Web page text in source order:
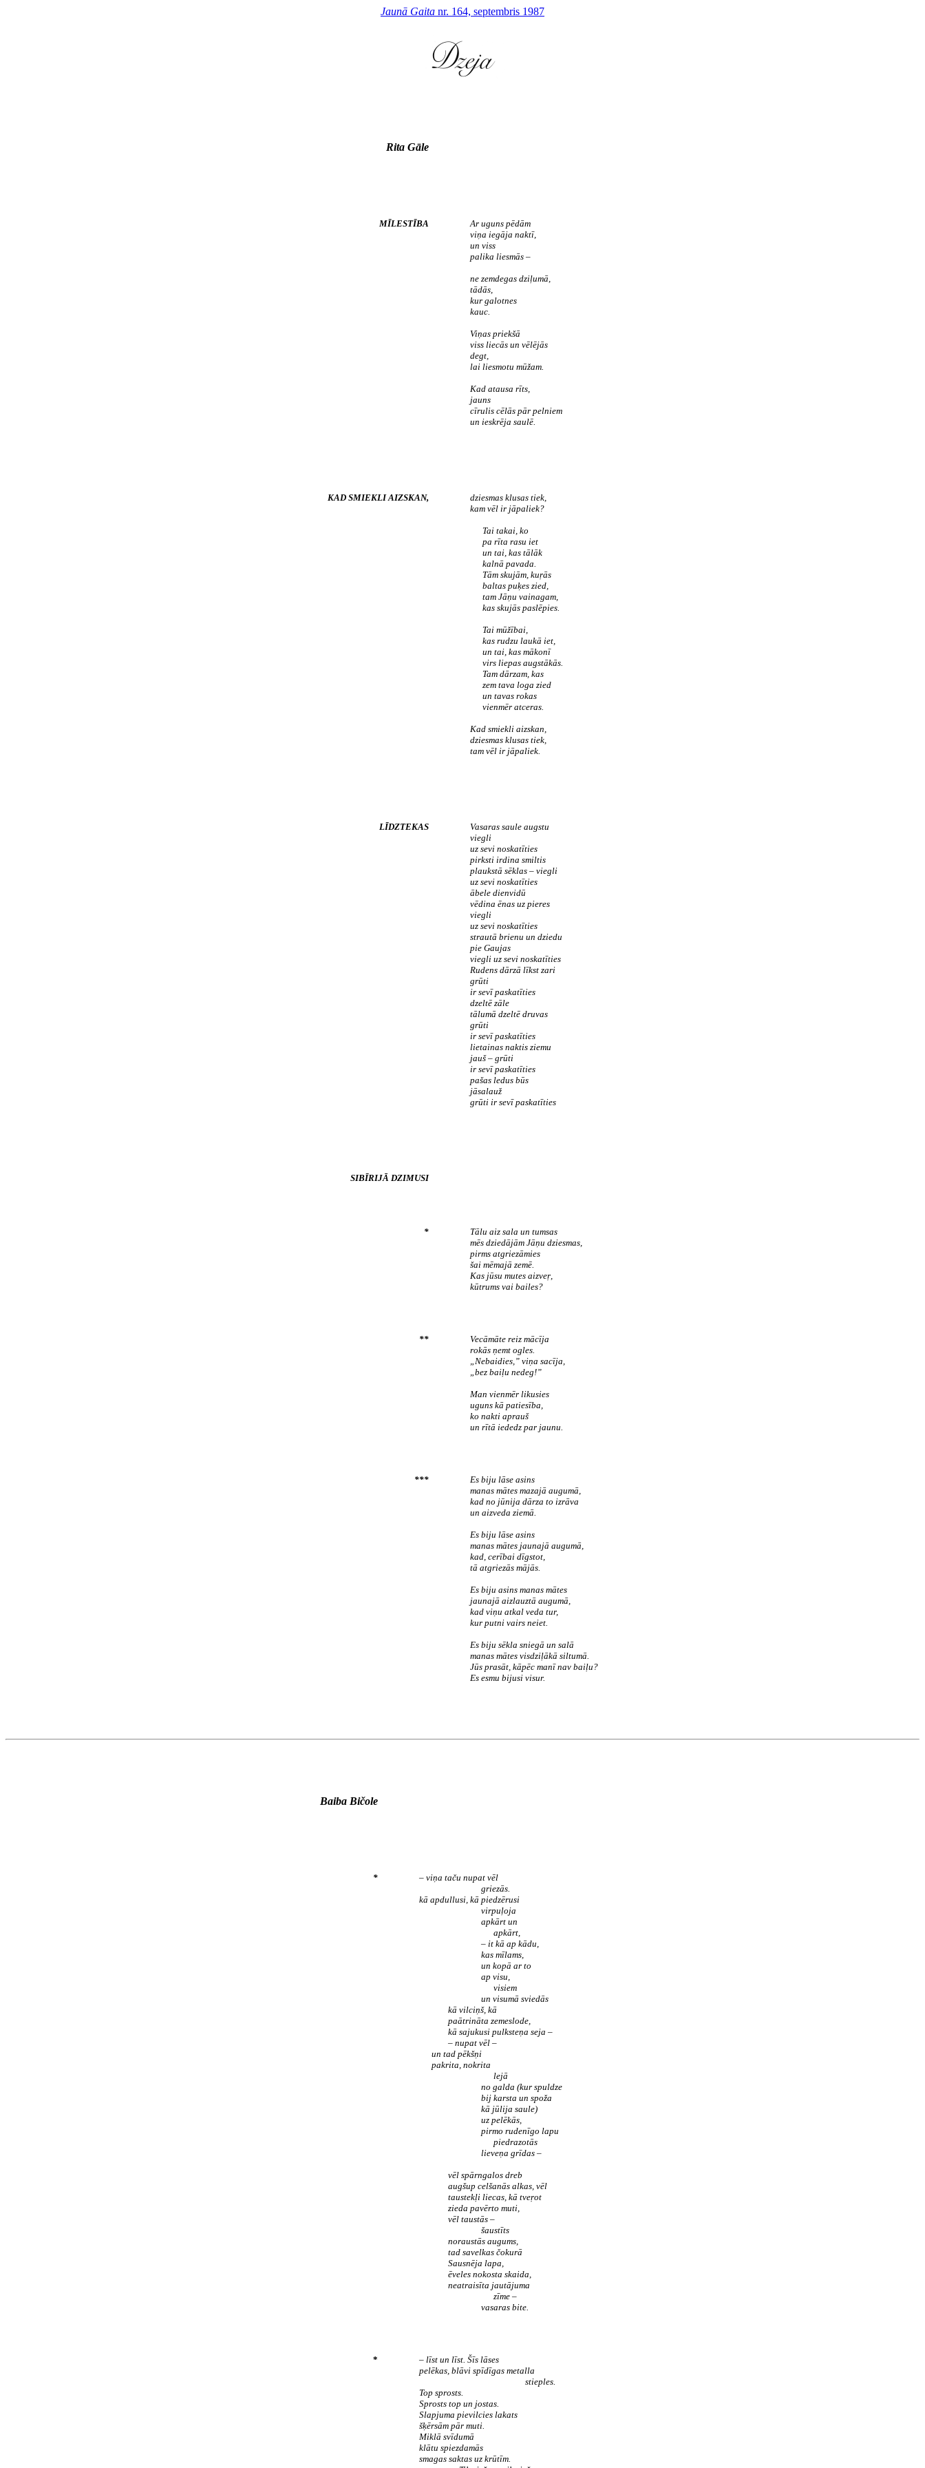
Jaunā Gaita nr. 164, septembris 1987
Rita Gāle
MĪLESTĪBA
Ar uguns pēdām
viņa iegāja naktī,
un viss
palika liesmās –
ne zemdegas dziļumā,
tādās,
kur galotnes
kauc.
Viņas priekšā
viss liecās un vēlējās
degt,
lai liesmotu mūžam.
Kad atausa rīts,
jauns
cīrulis cēlās pār pelniem
un ieskrēja saulē.
KAD SMIEKLI AIZSKAN,
dziesmas klusas tiek,
kam vēl ir jāpaliek?
Tai takai, ko
pa rīta rasu iet
un tai, kas tālāk
kalnā pavada.
Tām skujām, kuŗās
baltas puķes zied,
tam Jāņu vainagam,
kas skujās paslēpies.
Tai mūžībai,
kas rudzu laukā iet,
un tai, kas mākonī
virs liepas augstākās.
Tam dārzam, kas
zem tava loga zied
un tavas rokas
vienmēr atceras.
Kad smiekli aizskan,
dziesmas klusas tiek,
tam vēl ir jāpaliek.
LĪDZTEKAS
Vasaras saule augstu
viegli
uz sevi noskatīties
pirksti irdina smiltis
plaukstā sēklas – viegli
uz sevi noskatīties
ābele dienvidū
vēdina ēnas uz pieres
viegli
uz sevi noskatīties
strautā brienu un dziedu
pie Gaujas
viegli uz sevi noskatīties
Rudens dārzā līkst zari
grūti
ir sevī paskatīties
dzeltē zāle
tālumā dzeltē druvas
grūti
ir sevī paskatīties
lietainas naktis ziemu
jauš – grūti
ir sevī paskatīties
pašas ledus būs
jāsalauž
grūti ir sevī paskatīties
SIBĪRIJĀ DZIMUSI
*
Tālu aiz sala un tumsas
mēs dziedājām Jāņu dziesmas,
pirms atgriezāmies
šai mēmajā zemē.
Kas jūsu mutes aizveŗ,
kūtrums vai bailes?
**
Vecāmāte reiz mācīja
rokās ņemt ogles.
„Nebaidies,” viņa sacīja,
„bez baiļu nedeg!”
Man vienmēr likusies
uguns kā patiesība,
ko nakti aprauš
un rītā iededz par jaunu.
***
Es biju lāse asins
manas mātes mazajā augumā,
kad no jūnija dārza to izrāva
un aizveda ziemā.
Es biju lāse asins
manas mātes jaunajā augumā,
kad, cerībai dīgstot,
tā atgriezās mājās.
Es biju asins manas mātes
jaunajā aizlauztā augumā,
kad viņu atkal veda tur,
kur putni vairs neiet.
Es biju sēkla sniegā un salā
manas mātes visdziļākā siltumā.
Jūs prasāt, kāpēc manī nav baiļu?
Es esmu bijusi visur.
Baiba Bičole
*
– viņa taču nupat vēl
griezās.
kā apdullusi, kā piedzērusi
virpuļoja
apkārt un
apkārt,
– it kā ap kādu,
kas mīlams,
un kopā ar to
ap visu,
visiem
un visumā sviedās
kā vilciņš, kā
paātrināta zemeslode,
kā sajukusi pulksteņa seja –
– nupat vēl –
un tad pēkšņi
pakrita, nokrita
lejā
no galda (kur spuldze
bij karsta un spoža
kā jūlija saule)
uz pelēkās,
pirmo rudenīgo lapu
piedrazotās
lieveņa grīdas –
vēl spārngalos dreb
augšup celšanās alkas, vēl
taustekļi liecas, kā tveŗot
zieda pavērto muti,
vēl taustās –
šaustīts
noraustās augums,
tad savelkas čokurā
Sausnēja lapa,
ēveles nokosta skaida,
neatraisīta jautājuma
zīme –
vasaras bite.
*
– līst un līst. Šīs lāses
pelēkas, blāvi spīdīgas metalla
stieples.
Top sprosts.
Sprosts top un jostas.
Slapjuma pievilcies lakats
šķērsām pār muti.
Miklā svīdumā
klātu spiezdamās
smagas saktas uz krūtīm.